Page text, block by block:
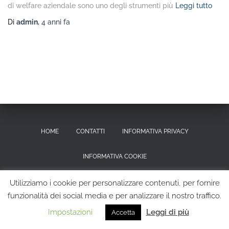
di welfare aziendale sono uno degli strumenti più Leggi tutto
Di admin, 4 anni fa
HOME CONTATTI INFORMATIVA PRIVACY
INFORMATIVA COOKIE
RICHIESTA CANCELLAZIONE DEI DATI PERSONALI
Hestia | Sviluppato daThemeIsle
Utilizziamo i cookie per personalizzare contenuti, per fornire
funzionalità dei social media e per analizzare il nostro traffico.
Impostazioni
Accetta Leggi di più